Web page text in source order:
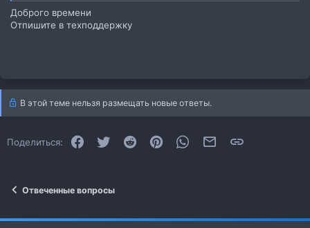
Доброго времени
Отпишите в техподдержку
В этой теме нельзя размещать новые ответы.
Поделиться: FacebookTwitter Reddit PinterestWhatsAppЭлектронная почта
Отвеченные вопросы